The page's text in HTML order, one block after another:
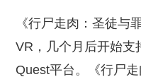
《行尸走肉：圣徒与
VR，几个月后开始支
Quest平台。《行尸